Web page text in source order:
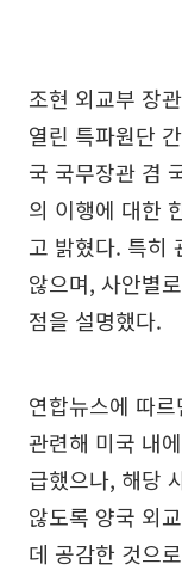
조현 외교부 장
열린 특파원단
국 국무장관 겸
의 이행에 대한
고 밝혔다. 특히
않으며, 사안별
점을 설명했다.
연합뉴스에 따
관련해 미국 내
급했으나, 해당
않도록 양국 외
데 공감한 것으